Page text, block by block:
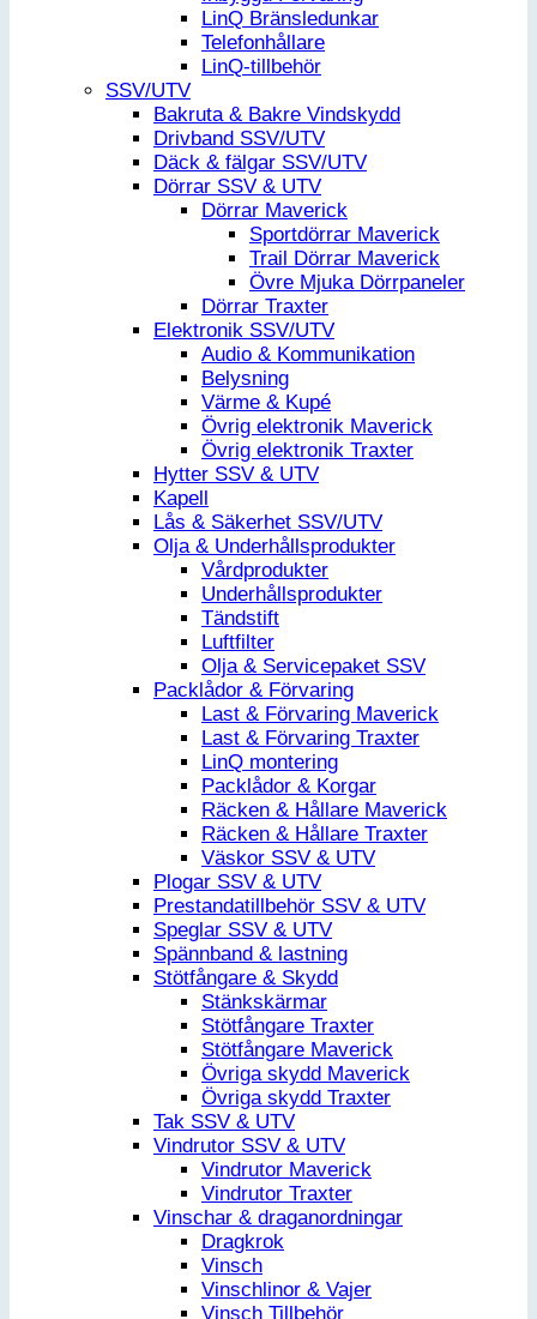
LinQ Bränsledunkar
Telefonhållare
LinQ-tillbehör
SSV/UTV
Bakruta & Bakre Vindskydd
Drivband SSV/UTV
Däck & fälgar SSV/UTV
Dörrar SSV & UTV
Dörrar Maverick
Sportdörrar Maverick
Trail Dörrar Maverick
Övre Mjuka Dörrpaneler
Dörrar Traxter
Elektronik SSV/UTV
Audio & Kommunikation
Belysning
Värme & Kupé
Övrig elektronik Maverick
Övrig elektronik Traxter
Hytter SSV & UTV
Kapell
Lås & Säkerhet SSV/UTV
Olja & Underhållsprodukter
Vårdprodukter
Underhållsprodukter
Tändstift
Luftfilter
Olja & Servicepaket SSV
Packlådor & Förvaring
Last & Förvaring Maverick
Last & Förvaring Traxter
LinQ montering
Packlådor & Korgar
Räcken & Hållare Maverick
Räcken & Hållare Traxter
Väskor SSV & UTV
Plogar SSV & UTV
Prestandatillbehör SSV & UTV
Speglar SSV & UTV
Spännband & lastning
Stötfångare & Skydd
Stänkskärmar
Stötfångare Traxter
Stötfångare Maverick
Övriga skydd Maverick
Övriga skydd Traxter
Tak SSV & UTV
Vindrutor SSV & UTV
Vindrutor Maverick
Vindrutor Traxter
Vinschar & draganordningar
Dragkrok
Vinsch
Vinschlinor & Vajer
Vinsch Tillbehör